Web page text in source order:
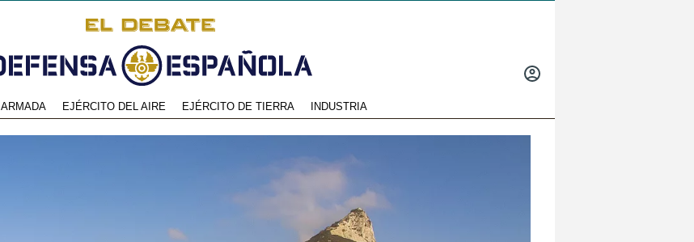
ARMADA EJÉRCITO DEL AIRE EJÉRCITO DE TIERRA INDUSTRIA